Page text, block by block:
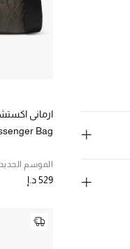
ارماني
Bag
الموسم الجديد
529 د.إ